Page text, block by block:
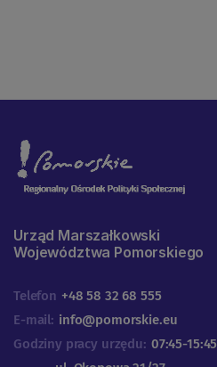
Urząd Marszałkowski
Województwa Pomorskiego
Telefon +48 58 32 68 555
E-mail: info@pomorskie.eu
Godziny pracy urzędu: 07:45-15:45